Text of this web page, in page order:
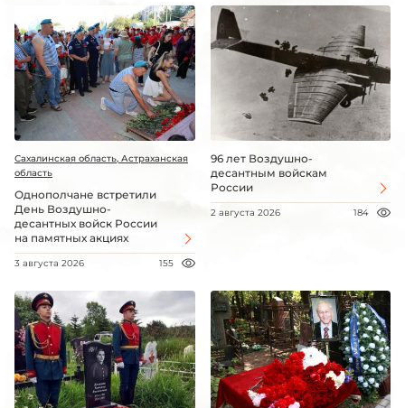
Сахалинская область, Астраханская
область
Однополчане встретили
День Воздушно-
десантных войск России
на памятных акциях
3 августа 2026 155
96 лет Воздушно-
десантным войскам
России
2 августа 2026 184